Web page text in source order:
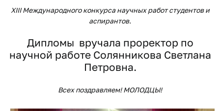
XIII Международного конкурса научных работ студентов и
аспирантов.
Дипломы вручала проректор по
научной работе Солянникова Светлана
Петровна.
Всех поздравляем! МОЛОДЦЫ!​